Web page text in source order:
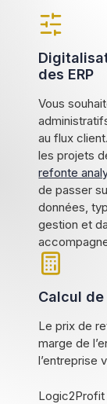
des ERP
Vous
au flux
les projets
refonte
de passer
données,
gestion et
Calcul
Le prix de
marge de
l’entreprise